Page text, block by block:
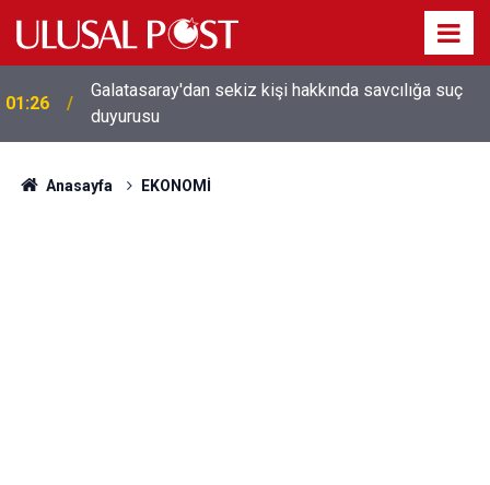
01:26
Galatasaray'dan sekiz kişi hakkında savcılığa suç
duyurusu
Anasayfa EKONOMİ